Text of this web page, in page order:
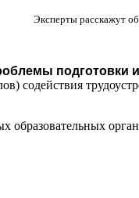
Эксперты расскажут
содействия
образовательных